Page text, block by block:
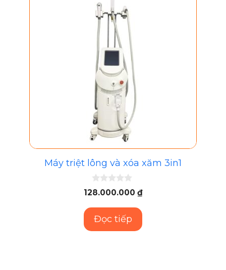
Máy triệt lông và xóa xăm 3in1
0
n
à
128.000.000 ₫
Đọc tiếp